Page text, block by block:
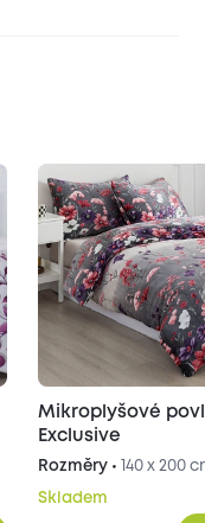
Mikroplyšové
Exclusive
Rozměry • 140 x 200
Skladem